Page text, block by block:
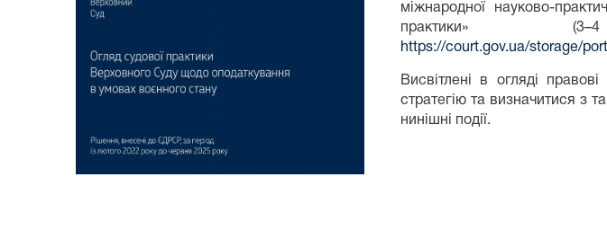
міжнародної науково-
https://court.gov.ua/storage/
Висвітлені в огляді
стратегію та визначитися з
нинішні події.